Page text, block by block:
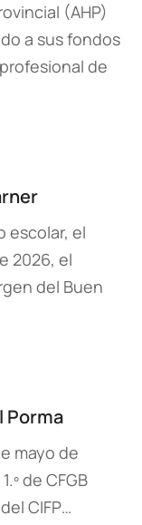
(AHP)
a sus fondos
de
escolar, el
2026, el
del Buen
Porma
mayo de
de CFGB
CIFP…